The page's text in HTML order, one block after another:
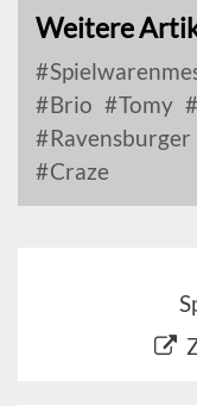
Weitere
Brio
Tomy
Ravensburger
Craze